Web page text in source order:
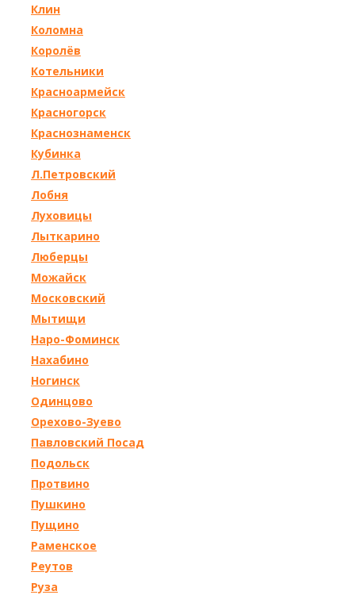
Клин
Коломна
Королёв
Котельники
Красноармейск
Красногорск
Краснознаменск
Кубинка
Л.Петровский
Лобня
Луховицы
Лыткарино
Люберцы
Можайск
Московский
Мытищи
Наро-Фоминск
Нахабино
Ногинск
Одинцово
Орехово-Зуево
Павловский Посад
Подольск
Протвино
Пушкино
Пущино
Раменское
Реутов
Руза